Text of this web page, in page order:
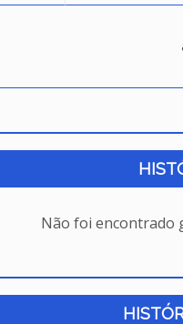
Não foi encontrado